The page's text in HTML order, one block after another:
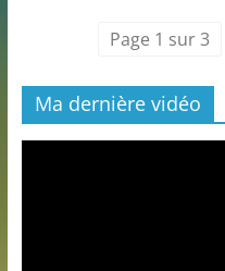
Page 1 sur 3
Ma dernière vidéo